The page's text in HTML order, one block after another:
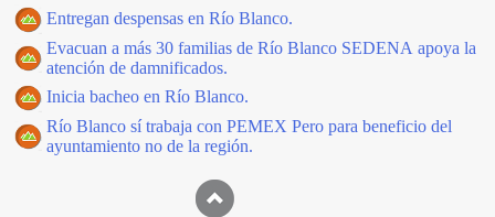
Entregan despensas en Río Blanco.
Evacuan a más 30 familias de Río Blanco SEDENA apoya la
atención de damnificados.
Inicia bacheo en Río Blanco.
Río Blanco sí trabaja con PEMEX Pero para beneficio del
ayuntamiento no de la región.